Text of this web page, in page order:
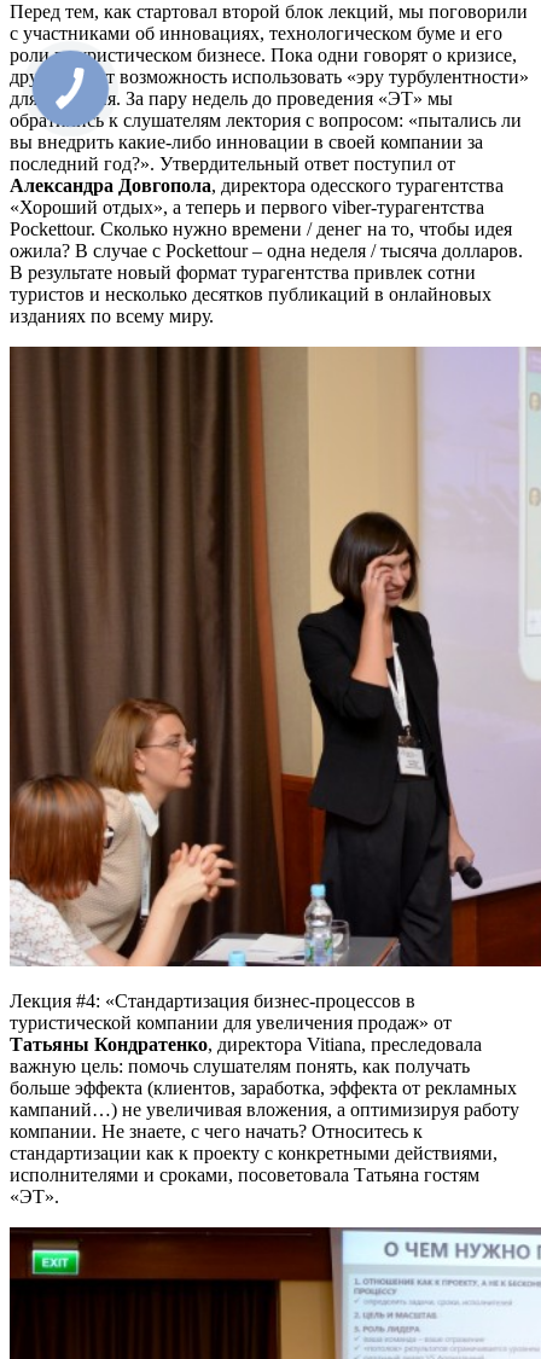
Перед тем, как стартовал второй блок лекций, мы поговорили
с участниками об инновациях, технологическом буме и его
роли в туристическом бизнесе. Пока одни говорят о кризисе,
другие ищут возможность использовать «эру турбулентности»
для развития. За пару недель до проведения «ЭТ» мы
обратились к слушателям лектория с вопросом: «пытались ли
вы внедрить какие-либо инновации в своей компании за
последний год?». Утвердительный ответ поступил от
Александра Довгопола, директора одесского турагентства
«Хороший отдых», а теперь и первого viber-турагентства
Pockettour. Сколько нужно времени / денег на то, чтобы идея
ожила? В случае с Pockettour – одна неделя / тысяча долларов.
В результате новый формат турагентства привлек сотни
туристов и несколько десятков публикаций в онлайновых
изданиях по всему миру.
Лекция #4: «Стандартизация бизнес-процессов в
туристической компании для увеличения продаж» от
Татьяны Кондратенко, директора Vitiana, преследовала
важную цель: помочь слушателям понять, как получать
больше эффекта (клиентов, заработка, эффекта от рекламных
кампаний…) не увеличивая вложения, а оптимизируя работу
компании. Не знаете, с чего начать? Относитесь к
стандартизации как к проекту с конкретными действиями,
исполнителями и сроками, посоветовала Татьяна гостям
«ЭТ».